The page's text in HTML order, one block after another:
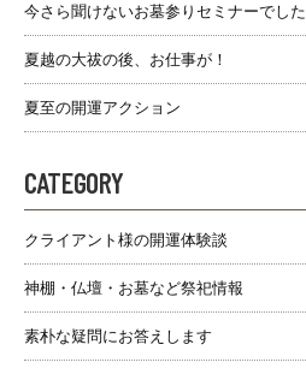
今さら聞けないお墓参りセミナーでした
夏越の大祓の後、お仕事が！
夏至の開運アクション
CATEGORY
クライアント様の開運体験談
神棚・仏壇・お墓など祭祀情報
素朴な疑問にお答えします